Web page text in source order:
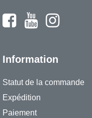
Information
Statut de la commande
Expédition
Paiement